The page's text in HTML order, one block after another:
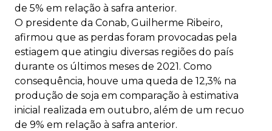
de 5% em relação à safra anterior.
O presidente da Conab, Guilherme Ribeiro,
afirmou que as perdas foram provocadas pela
estiagem que atingiu diversas regiões do país
durante os últimos meses de 2021. Como
consequência, houve uma queda de 12,3% na
produção de soja em comparação à estimativa
inicial realizada em outubro, além de um recuo
de 9% em relação à safra anterior.